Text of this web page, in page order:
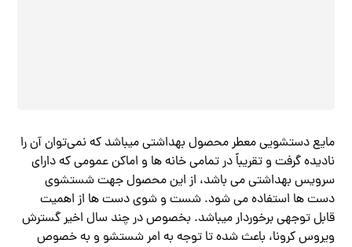
مایع دستشویی معطر محصول بهداشتی میباشد که نمی‌توان آن را
نادیده گرفت و تقریباً در تمامی خانه ها و اماکن عمومی که دارای
سرویس بهداشتی می باشد، از این محصول جهت شستشوی
دست ها استفاده می شود. شست و شوی دست ها از اهمیت
قابل توجهی برخوردار میباشد. بخصوص در چند سال اخیر گسترش
ویروس کرونا، باعث شده تا توجه به امر شستشو و به خصوص